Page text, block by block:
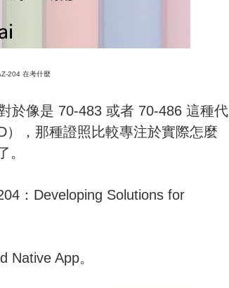
204 在考什麼
於像是 70-483 或者 70-486 這種代
，那種證照比較專注於實際怎麼
。
：Developing Solutions for
Native App。